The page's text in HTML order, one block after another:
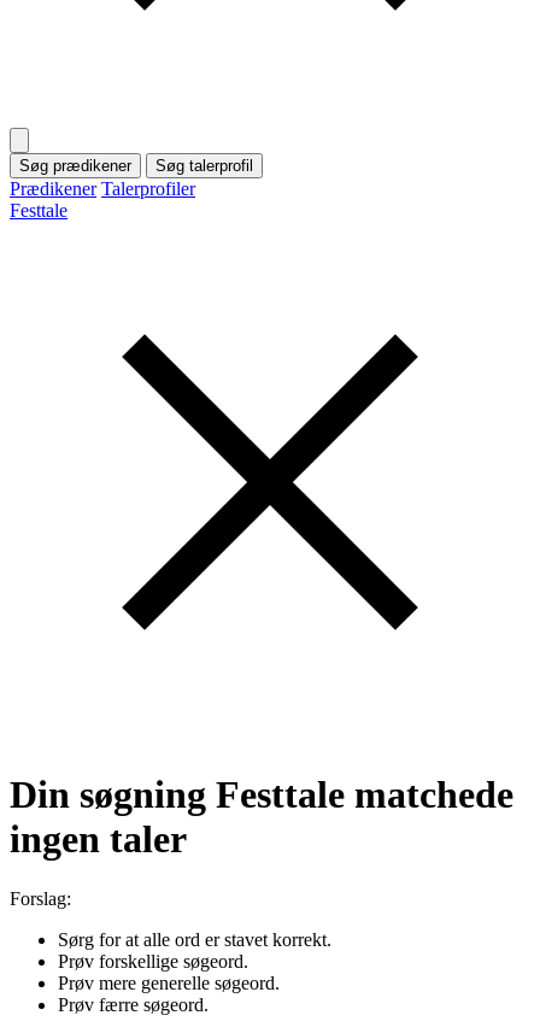
Søg prædikener Søg talerprofil
Prædikener Talerprofiler
Festtale
Din søgning Festtale matchede
ingen taler
Forslag:
Sørg for at alle ord er stavet korrekt.
Prøv forskellige søgeord.
Prøv mere generelle søgeord.
Prøv færre søgeord.